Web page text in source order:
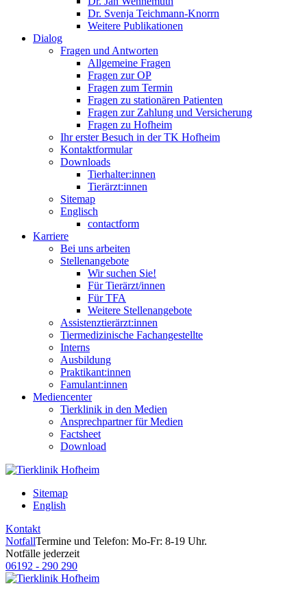
Dr. Svenja Teichmann-Knorrn
Weitere Publikationen
Dialog
Fragen und Antworten
Allgemeine Fragen
Fragen zur OP
Fragen zum Termin
Fragen zu stationären Patienten
Fragen zur Zahlung und Versicherung
Fragen zu Hofheim
Ihr erster Besuch in der TK Hofheim
Kontaktformular
Downloads
Tierhalter:innen
Tierärzt:innen
Sitemap
Englisch
contactform
Karriere
Bei uns arbeiten
Stellenangebote
Wir suchen Sie!
Für Tierärzt/innen
Für TFA
Weitere Stellenangebote
Assistenztierärzt:innen
Tiermedizinische Fachangestellte
Interns
Ausbildung
Praktikant:innen
Famulant:innen
Mediencenter
Tierklinik in den Medien
Ansprechpartner für Medien
Factsheet
Download
Sitemap
English
Kontakt
NotfallTermine und Telefon: Mo-Fr: 8-19 Uhr.
Notfälle jederzeit
06192 - 290 290